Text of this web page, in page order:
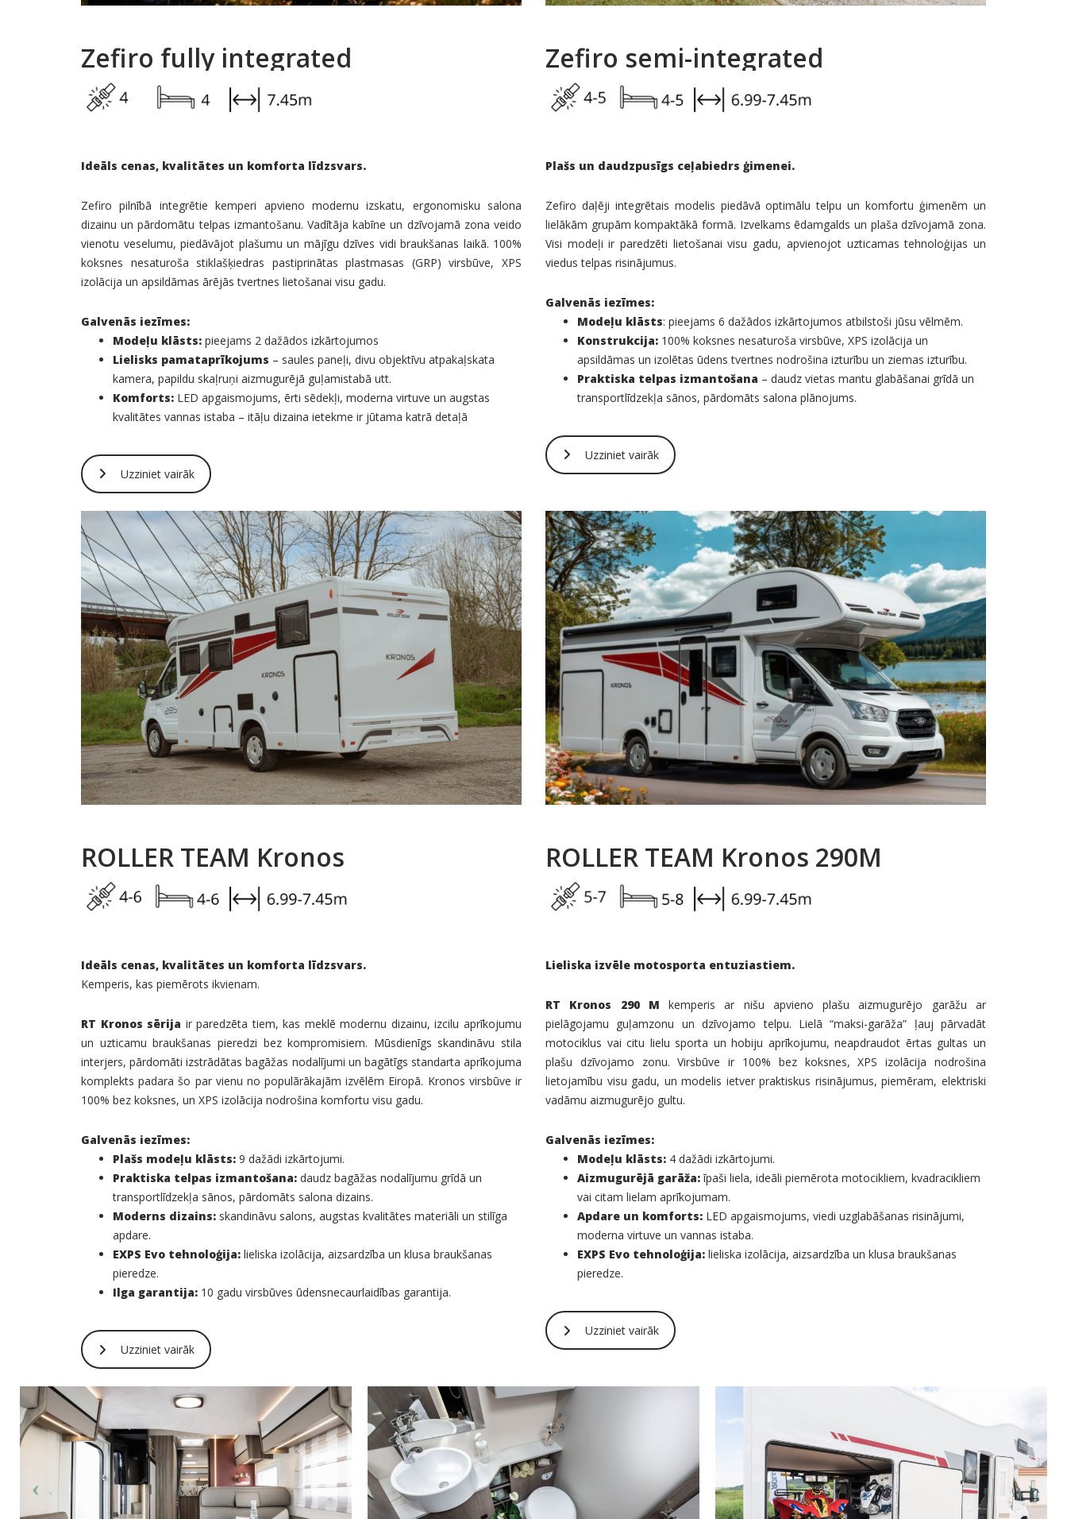
Zefiro fully integrated
Ideāls cenas, kvalitātes un komforta līdzsvars.
Zefiro pilnībā integrētie kemperi apvieno modernu izskatu, ergonomisku salona
dizainu un pārdomātu telpas izmantošanu. Vadītāja kabīne un dzīvojamā zona veido
vienotu veselumu, piedāvājot plašumu un mājīgu dzīves vidi braukšanas laikā. 100%
koksnes nesaturoša stiklašķiedras pastiprinātas plastmasas (GRP) virsbūve, XPS
izolācija un apsildāmas ārējās tvertnes lietošanai visu gadu.
Galvenās iezīmes:
Modeļu klāsts: pieejams 2 dažādos izkārtojumos
Lielisks pamataprīkojums – saules paneļi, divu objektīvu atpakaļskata
kamera, papildu skaļruņi aizmugurējā guļamistabā utt.
Komforts: LED apgaismojums, ērti sēdekļi, moderna virtuve un augstas
kvalitātes vannas istaba – itāļu dizaina ietekme ir jūtama katrā detaļā
Uzziniet vairāk
Zefiro semi-integrated
Plašs un daudzpusīgs ceļabiedrs ģimenei.
Zefiro daļēji integrētais modelis piedāvā optimālu telpu un komfortu ģimenēm un
lielākām grupām kompaktākā formā. Izvelkams ēdamgalds un plaša dzīvojamā zona.
Visi modeļi ir paredzēti lietošanai visu gadu, apvienojot uzticamas tehnoloģijas un
viedus telpas risinājumus.
Galvenās iezīmes:
Modeļu klāsts: pieejams 6 dažādos izkārtojumos atbilstoši jūsu vēlmēm.
Konstrukcija: 100% koksnes nesaturoša virsbūve, XPS izolācija un
apsildāmas un izolētas ūdens tvertnes nodrošina izturību un ziemas izturību.
Praktiska telpas izmantošana – daudz vietas mantu glabāšanai grīdā un
transportlīdzekļa sānos, pārdomāts salona plānojums.
Uzziniet vairāk
ROLLER TEAM Kronos
Ideāls cenas, kvalitātes un komforta līdzsvars.
Kemperis, kas piemērots ikvienam.
RT Kronos sērija ir paredzēta tiem, kas meklē modernu dizainu, izcilu aprīkojumu
un uzticamu braukšanas pieredzi bez kompromisiem. Mūsdienīgs skandināvu stila
interjers, pārdomāti izstrādātas bagāžas nodalījumi un bagātīgs standarta aprīkojuma
komplekts padara šo par vienu no populārākajām izvēlēm Eiropā. Kronos virsbūve ir
100% bez koksnes, un XPS izolācija nodrošina komfortu visu gadu.
Galvenās iezīmes:
Plašs modeļu klāsts: 9 dažādi izkārtojumi.
Praktiska telpas izmantošana: daudz bagāžas nodalījumu grīdā un
transportlīdzekļa sānos, pārdomāts salona dizains.
Moderns dizains: skandināvu salons, augstas kvalitātes materiāli un stilīga
apdare.
EXPS Evo tehnoloģija: lieliska izolācija, aizsardzība un klusa braukšanas
pieredze.
Ilga garantija: 10 gadu virsbūves ūdensnecaurlaidības garantija.
Uzziniet vairāk
ROLLER TEAM Kronos 290M
Lieliska izvēle motosporta entuziastiem.
RT Kronos 290 M kemperis ar nišu apvieno plašu aizmugurējo garāžu ar
pielāgojamu guļamzonu un dzīvojamo telpu. Lielā “maksi-garāža” ļauj pārvadāt
motociklus vai citu lielu sporta un hobiju aprīkojumu, neapdraudot ērtas gultas un
plašu dzīvojamo zonu. Virsbūve ir 100% bez koksnes, XPS izolācija nodrošina
lietojamību visu gadu, un modelis ietver praktiskus risinājumus, piemēram, elektriski
vadāmu aizmugurējo gultu.
Galvenās iezīmes:
Modeļu klāsts: 4 dažādi izkārtojumi.
Aizmugurējā garāža: īpaši liela, ideāli piemērota motocikliem, kvadracikliem
vai citam lielam aprīkojumam.
Apdare un komforts: LED apgaismojums, viedi uzglabāšanas risinājumi,
moderna virtuve un vannas istaba.
EXPS Evo tehnoloģija: lieliska izolācija, aizsardzība un klusa braukšanas
pieredze.
Uzziniet vairāk